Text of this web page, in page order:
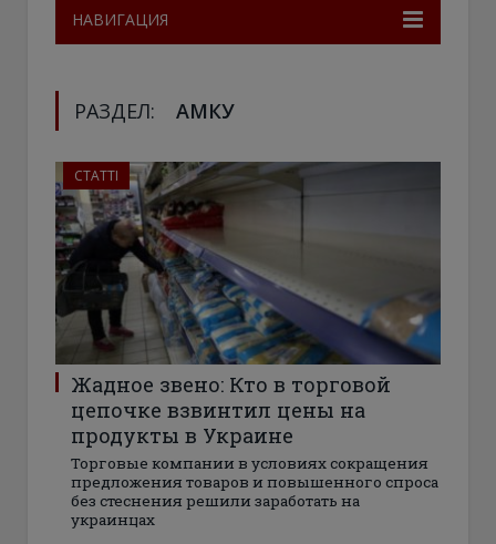
НАВИГАЦИЯ
РАЗДЕЛ: АМКУ
СТАТТІ
Жадное звено: Кто в торговой
цепочке взвинтил цены на
продукты в Украине
Торговые компании в условиях сокращения
предложения товаров и повышенного спроса
без стеснения решили заработать на
украинцах